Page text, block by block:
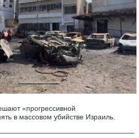
«прогрессивной
в массовом убийстве Израиль.